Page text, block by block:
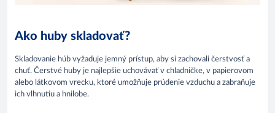
Ako huby skladovať?
Skladovanie húb vyžaduje jemný prístup, aby si zachovali čerstvosť a
chuť. Čerstvé huby je najlepšie uchovávať v chladničke, v papierovom
alebo látkovom vrecku, ktoré umožňuje prúdenie vzduchu a zabraňuje
ich vlhnutiu a hnilobe.